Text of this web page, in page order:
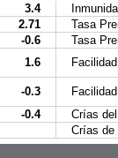
3.4
2.71 Tasa
-0.6 Tasa
1.6 Facilidad
-0.3 Facilidad
-0.4 Crías del
Crías de